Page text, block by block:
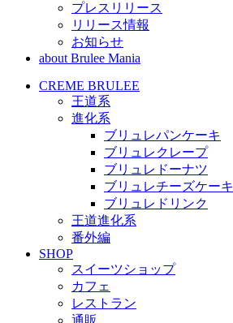
プレスリリース
リリース情報
お知らせ
about Brulee Mania
CREME BRULEE
王道系
進化系
ブリュレパンケーキ
ブリュレクレープ
ブリュレドーナツ
ブリュレチーズケーキ
ブリュレドリンク
王道進化系
番外編
SHOP
スイーツショップ
カフェ
レストラン
通販